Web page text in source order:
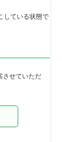
している状態で
させていただ